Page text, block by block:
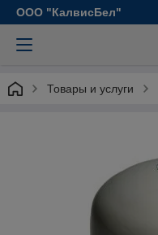
ООО "КалвисБел"
Товары и услуги